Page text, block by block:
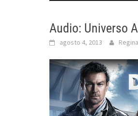
Audio: Universo
agosto 4, 2013 Regina